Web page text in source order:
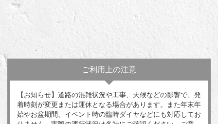
ご利用上の注意
【お知らせ】道路の混雑状況や工事、天候などの影響で、発
着時刻が変更または運休となる場合があります。また年末年
始やお盆期間、イベント時の臨時ダイヤなどにも対応してお